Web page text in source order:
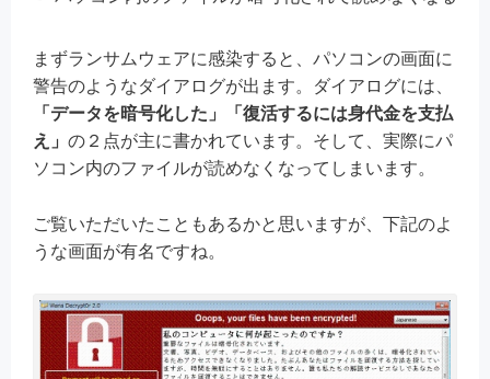
まずランサムウェアに感染すると、パソコンの画面に
警告のようなダイアログが出ます。ダイアログには、
「データを暗号化した」「復活するには身代金を支払
え」 の２点が主に書かれています。そして、実際にパ
ソコン内のファイルが読めなくなってしまいます。
ご覧いただいたこともあるかと思いますが、下記のよ
うな画面が有名ですね。